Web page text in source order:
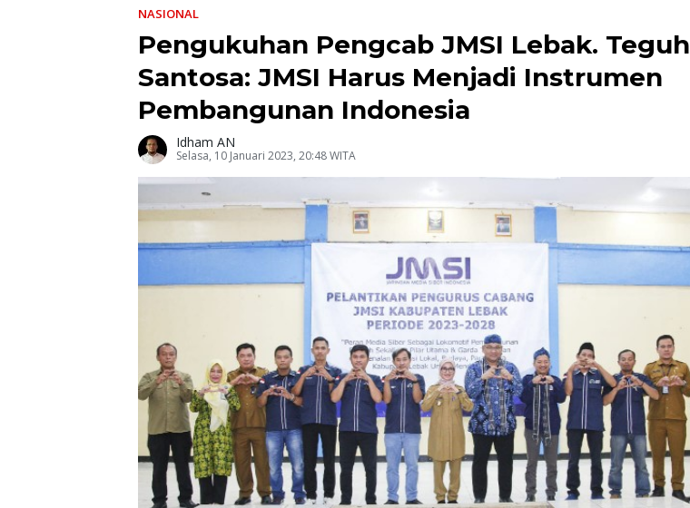
NASIONAL
Pengukuhan Pengcab JMSI Lebak. Teguh
Santosa: JMSI Harus Menjadi Instrumen
Pembangunan Indonesia
Idham AN
Selasa, 10 Januari 2023, 20:48 WITA